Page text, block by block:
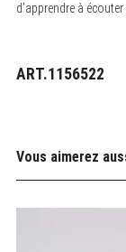
d’apprendre à
ART.1156522
Vous aimerez